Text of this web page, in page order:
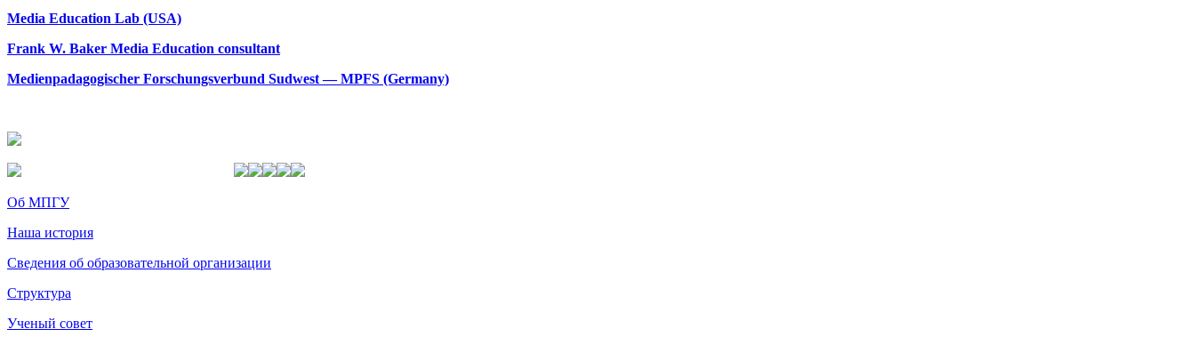
Media Education Lab (USA)
Frank W. Baker Media Education consultant
Medienpadagogischer Forschungsverbund Sudwest—MPFS (Germany)
Об МПГУ
Наша история
Сведения об образовательной организации
Структура
Ученый совет